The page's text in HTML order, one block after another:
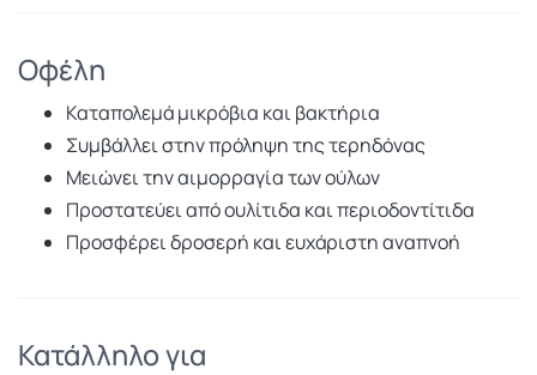
Οφέλη
Καταπολεμά μικρόβια και βακτήρια
Συμβάλλει στην πρόληψη της τερηδόνας
Μειώνει την αιμορραγία των ούλων
Προστατεύει από ουλίτιδα και περιοδοντίτιδα
Προσφέρει δροσερή και ευχάριστη αναπνοή
Κατάλληλο για